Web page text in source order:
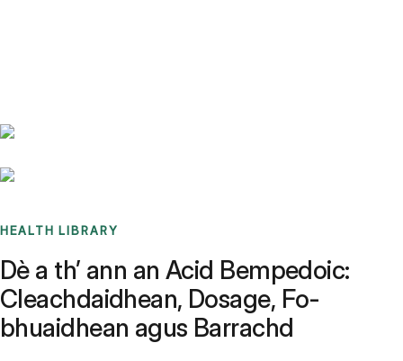
HEALTH LIBRARY
Dè a th’ ann an Acid Bempedoic:
Cleachdaidhean, Dosage, Fo-
bhuaidhean agus Barrachd